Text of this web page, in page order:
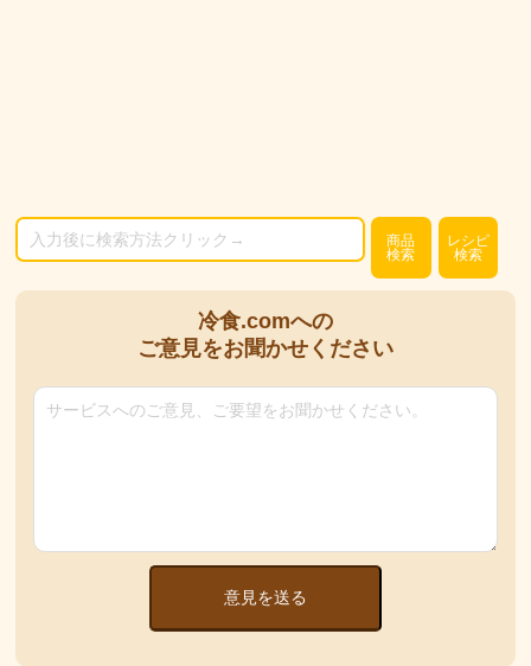
商品
検索
レシピ
検索
冷食.comへの
ご意見をお聞かせください
意見を送る